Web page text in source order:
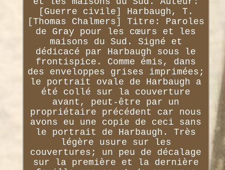
[Guerre civile] Harbaugh, T.
[Thomas Chalmers] Titre: Paroles
de Gray pour les cœurs et les
maisons du Sud. Signé et
dédicacé par Harbaugh sous le
frontispice. Comme émis, dans
des enveloppes grises imprimées;
le portrait ovale de Harbaugh a
été collé sur la couverture
avant, peut-être par un
propriétaire précédent car nous
avons eu une copie de ceci sans
le portrait de Harbaugh. Très
légère usure sur les
couvertures; un peu de décalage
sur la première et la dernière